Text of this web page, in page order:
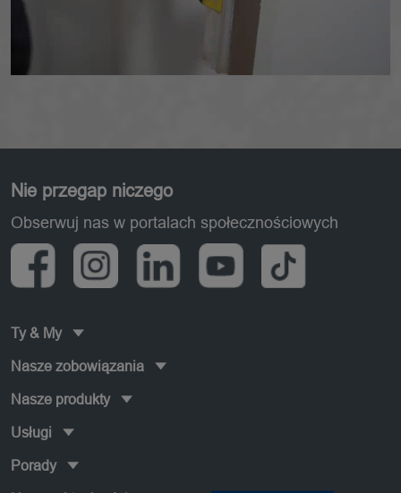
Nie przegap niczego
Obserwuj nas w portalach społecznościowych
Ty & My
Nasze zobowiązania
Nasze produkty
Usługi
Porady